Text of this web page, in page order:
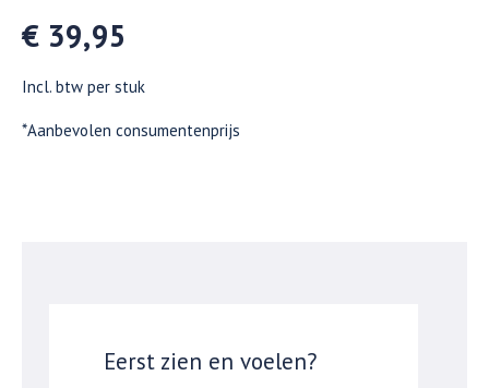
€ 39,95
Incl. btw per stuk
*Aanbevolen consumentenprijs
Eerst zien en voelen?